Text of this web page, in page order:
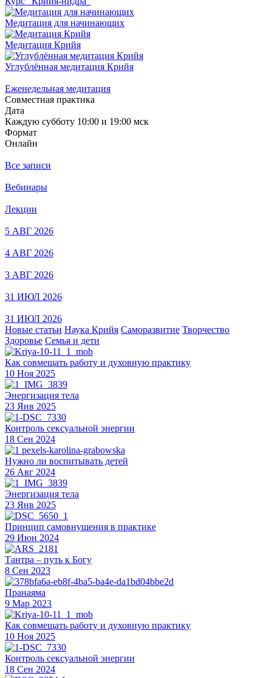
Медитация для начинающих
Медитация Крийя
Углублённая медитация Крийя
Еженедельная медитация
Совместная практика
Дата
Каждую субботу 10:00 и 19:00 мск
Формат
Онлайн
Все записи
Вебинары
Лекции
5 АВГ 2026
4 АВГ 2026
3 АВГ 2026
31 ИЮЛ 2026
31 ИЮЛ 2026
Новые статьи Наука Крийя Саморазвитие Творчество
Здоровье Семья и дети
Как совмещать работу и духовную практику
10 Ноя 2025
Энергизация тела
23 Янв 2025
Контроль сексуальной энергии
18 Сен 2024
Нужно ли воспитывать детей
26 Авг 2024
Энергизация тела
23 Янв 2025
Принцип самовнушения в практике
29 Июн 2024
Тантра – путь к Богу
8 Сен 2023
Пранаяма
9 Мар 2023
Как совмещать работу и духовную практику
10 Ноя 2025
Контроль сексуальной энергии
18 Сен 2024